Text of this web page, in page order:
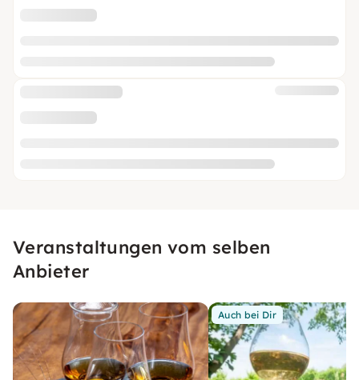
Veranstaltungen vom selben
Anbieter
Auch bei Dir